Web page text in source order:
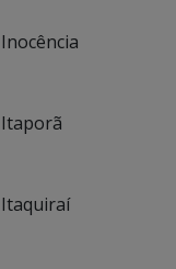
Inocência
Itaporã
Itaquiraí